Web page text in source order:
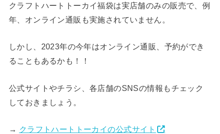
クラフトハートトーカイ福袋は実店舗のみの販売で、例
年、オンライン通販も実施されていません。
しかし、2023年の今年はオンライン通販、予約ができ
ることもあるかも！！
公式サイトやチラシ、各店舗のSNSの情報もチェック
しておきましょう。
→ クラフトハートトーカイの公式サイト